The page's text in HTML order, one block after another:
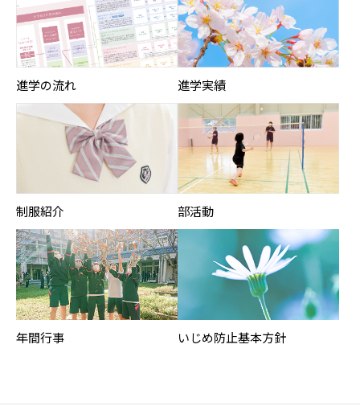
進学の流れ 進学実績
制服紹介 部活動
年間行事 いじめ防止基本方針